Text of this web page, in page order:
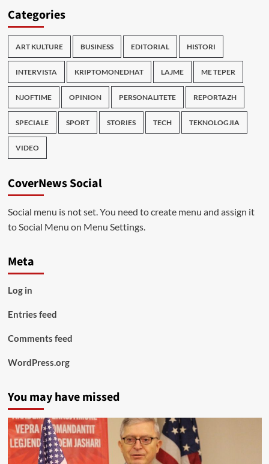
Categories
ART KULTURE BUSINESS EDITORIAL HISTORI
INTERVISTA KRIPTOMONEDHAT LAJME ME TEPER
NJOFTIME OPINION PERSONALITETE REPORTAZH
SPECIALE SPORT STORIES TECH TEKNOLOGJIA
VIDEO
CoverNews Social
Social menu is not set. You need to create menu and assign it
to Social Menu on Menu Settings.
Meta
Log in
Entries feed
Comments feed
WordPress.org
You may have missed